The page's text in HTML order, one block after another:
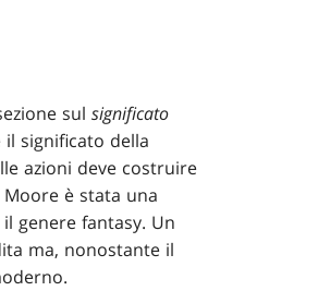
sul significato
significato della
azioni deve costruire
è stata una
genere fantasy. Un
ma, nonostante il